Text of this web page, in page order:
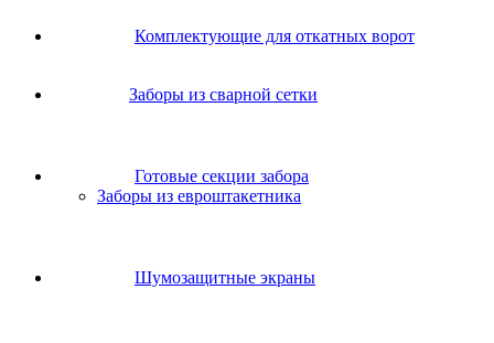
Комплектующие для откатных ворот
Заборы из сварной сетки
Готовые секции забора
Заборы из евроштакетника
Шумозащитные экраны